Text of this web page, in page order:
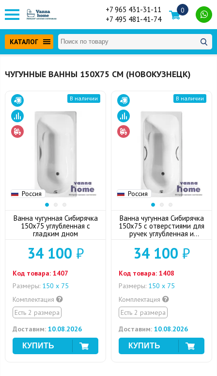
+7 965 431-31-11
+7 495 481-41-74
0
КАТАЛОГ
ЧУГУННЫЕ ВАННЫ 150Х75 СМ (НОВОКУЗНЕЦК)
Россия
В наличии
Ванна чугунная Сибирячка
150х75 углубленная с
гладким дном
34 100 ₽
Код товара: 1407
Размеры: 150 х 75
Комплектация
Есть 2 размера
Доставим: 10.08.2026
Россия
В наличии
Ванна чугунная Сибирячка
150х75 с отверстиями для
ручек углубленная и
34 100 ₽
Код товара: 1408
Размеры: 150 х 75
Комплектация
Есть 2 размера
Доставим: 10.08.2026